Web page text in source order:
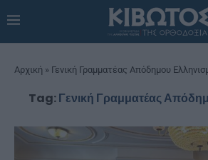
Αρχική » Γενική Γραμματέας Απόδημου
Tag:Γενική Γραμματέας